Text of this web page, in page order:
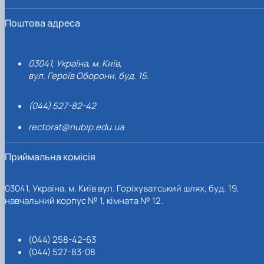
Поштова адреса
03041, Україна, м. Київ,
вул. Героїв Оборони, буд. 15.
(044) 527-82-42
rectorat@nubip.edu.ua
Приймальна комісія
03041, Україна, м. Київ вул. Горіхуватський шлях, буд. 19,
навчальний корпус № 1, кімната № 12.
(044) 258-42-63
(044) 527-83-08